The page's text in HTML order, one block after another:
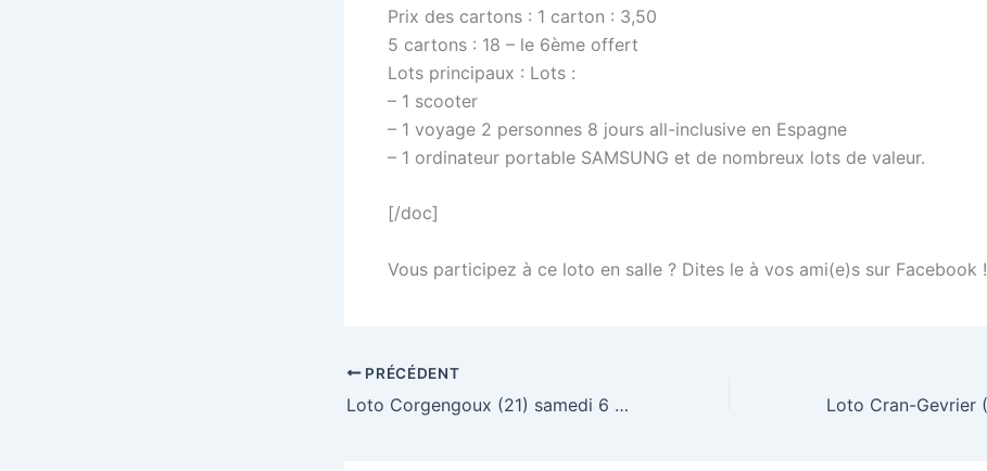
Prix des cartons : 1 carton : 3,50
5 cartons : 18 – le 6ème offert
Lots principaux : Lots :
– 1 scooter
– 1 voyage 2 personnes 8 jours all-inclusive en Espagne
– 1 ordinateur portable SAMSUNG et de nombreux lots de valeur.
[/doc]
Vous participez à ce loto en salle ? Dites le à vos ami(e)s sur Facebook !
PRÉCÉDENT
Loto Corgengoux (21) samedi 6 aout 2011